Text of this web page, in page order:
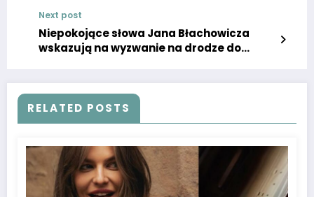
Next post
Niepokojące słowa Jana Błachowicza
wskazują na wyzwanie na drodze do
RELATED POSTS